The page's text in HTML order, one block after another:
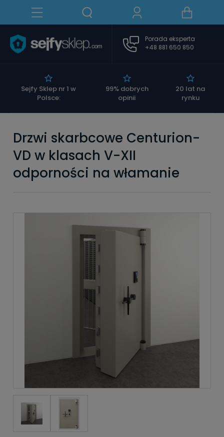
Sejfy Sklep nr 1 w
Polsce:
99% dobrych
opinii
20 lat na
rynku
Porada eksperta
+48 881 650 850
Drzwi skarbcowe Centurion-
VD w klasach V-XII
odporności na włamanie